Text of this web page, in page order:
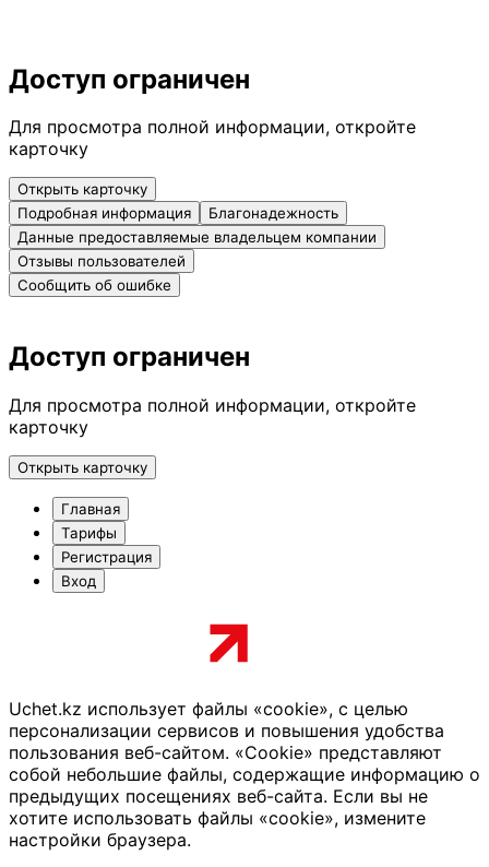
Доступ ограничен
Для просмотра полной информации, откройте
карточку
Открыть карточку
Подробная информация
Благонадежность
Данные предоставляемые владельцем компании
Отзывы пользователей
Сообщить об ошибке
Доступ ограничен
Для просмотра полной информации, откройте
карточку
Открыть карточку
Главная
Тарифы
Регистрация
Вход
Uchet.kz использует файлы «cookie», с целью
персонализации сервисов и повышения удобства
пользования веб-сайтом. «Cookie» представляют
собой небольшие файлы, содержащие информацию о
предыдущих посещениях веб-сайта. Если вы не
хотите использовать файлы «cookie», измените
настройки браузера.